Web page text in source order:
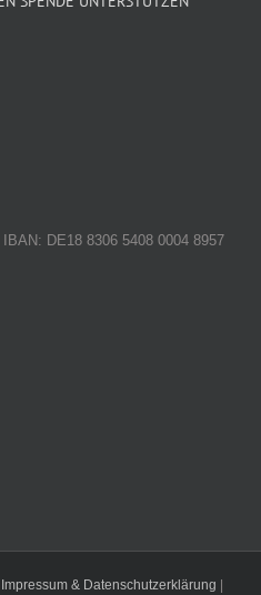
DE18 8306 5408 0004 8957
Impressum & Datenschutzerklärung